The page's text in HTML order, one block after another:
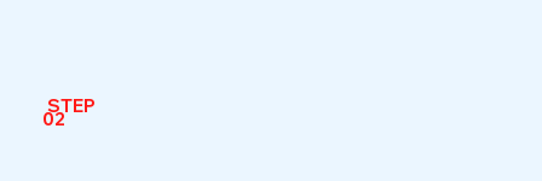
STEP
02